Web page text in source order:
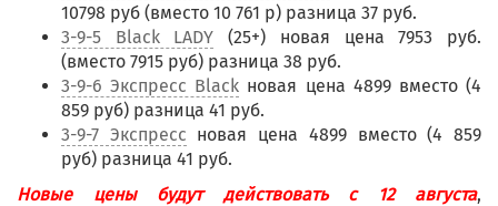
10798 руб (вместо 10 761 р) разница 37 руб.
3-9-5 Black LADY (25+) новая цена 7953 руб.
(вместо 7915 руб) разница 38 руб.
3-9-6 Экспресс Black новая цена 4899 вместо (4
859 руб) разница 41 руб.
3-9-7 Экспресс новая цена 4899 вместо (4 859
руб) разница 41 руб.
Новые цены будут действовать с 12 августа,